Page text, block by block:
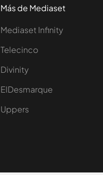
Más de Mediaset
Mediaset Infinity
Telecinco
Divinity
ElDesmarque
Uppers